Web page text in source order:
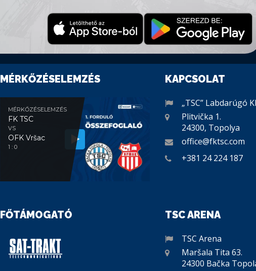
MÉRKŐZÉSELEMZÉS
MÉRKŐZÉSELEMZÉS
FK TSC
VS
OFK Vršac
1 : 0
KAPCSOLAT
„TSC” Labdarúgó
Plitvička 1.
24300, Topolya
office@fktsc.com
+381 24 224 187
FŐTÁMOGATÓ TSC ARENA
TSC Arena
Maršala Tita 63.
24300 Bačka